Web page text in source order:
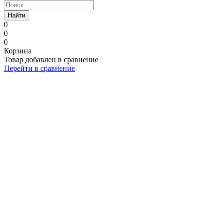
Найти
0
0
0
Корзина
Товар добавлен в сравнение
Перейти в сравнение